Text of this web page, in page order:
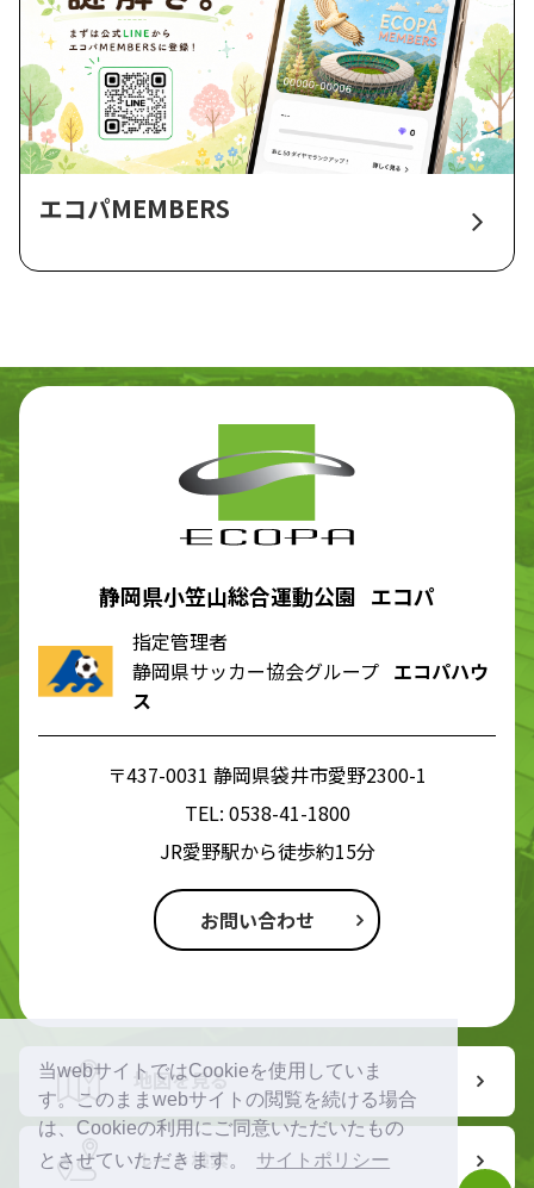
当webサイトではCookieを使用していま
す。このままwebサイトの閲覧を続ける場合
は、Cookieの利用にご同意いただいたもの
とさせていただきます。
サイトポリシー
エコパMEMBERS
静岡県小笠山総合運動公園 エコパ
指定管理者
静岡県サッカー協会グループ エコパハウ
ス
〒437-0031 静岡県袋井市愛野2300-1
TEL: 0538-41-1800
JR愛野駅から徒歩約15分
お問い合わせ
地図を見る
ルート検索